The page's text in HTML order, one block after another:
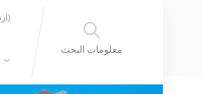
معلومات البحث
(ارسل لنا عبر البريد الإلكتروني)